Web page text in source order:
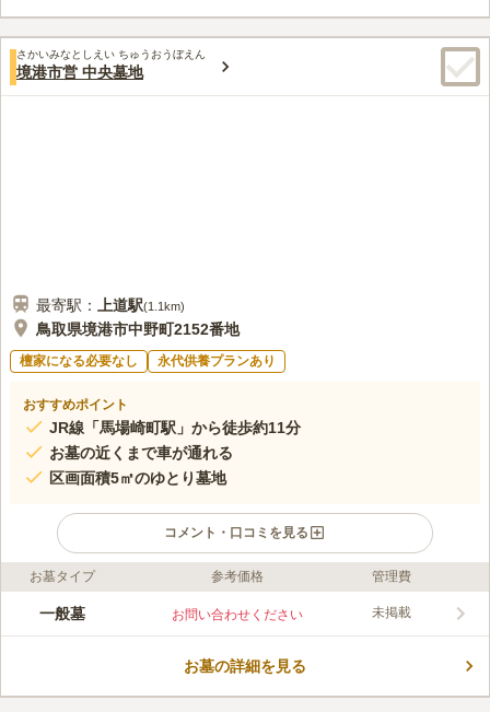
口コミ評価
この霊園はまだ誰からも評価されていません。
さかいみなとしえい ちゅうおうぼえん
境港市営 中央墓地
最寄駅： 上道駅(1.1km)
鳥取県境港市中野町2152番地
檀家になる必要なし 永代供養プランあり
おすすめポイント
JR線「馬場崎町駅」から徒歩約11分
お墓の近くまで車が通れる
区画面積5㎡のゆとり墓地
コメント・口コミを見る
ライフドット編集部のコメント
JR境線の2つの駅「上道駅」「馬場崎町駅」から徒歩圏内にある
が行き届いているのも嬉しいポイントです。 周りは境港市清掃
お墓タイプ 参考価格 管理費
一般墓 お問い合わせください 未掲載
お墓の詳細を見る